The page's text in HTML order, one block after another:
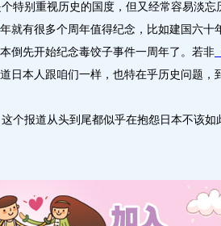
特别重视历史的国度，但又经常容易淡忘
就有很多个周年值得纪念，比如建国六十
倒先开始纪念毒饺子事件一周年了。若非
日本人跟咱们一样，也特在乎历史问题，
个报道从头到尾都似乎在抱怨日本不该如